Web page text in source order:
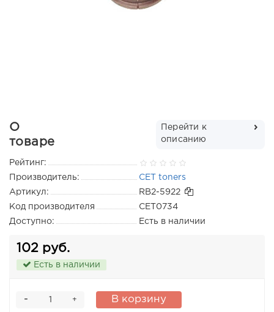
О
товаре
Перейти к
описанию
Рейтинг:
Производитель:
CET toners
Артикул:
RB2-5922
Код производителя
CET0734
Доступно:
Есть в наличии
102 руб.
Есть в наличии
+
- В корзину